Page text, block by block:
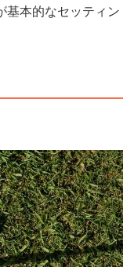
基本的なセッティン